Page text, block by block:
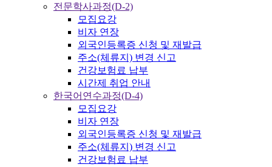
전문학사과정(D-2)
모집요강
비자 연장
외국인등록증 신청 및 재발급
주소(체류지) 변경 신고
건강보험료 납부
시간제 취업 안내
한국어연수과정(D-4)
모집요강
비자 연장
외국인등록증 신청 및 재발급
주소(체류지) 변경 신고
건강보험료 납부